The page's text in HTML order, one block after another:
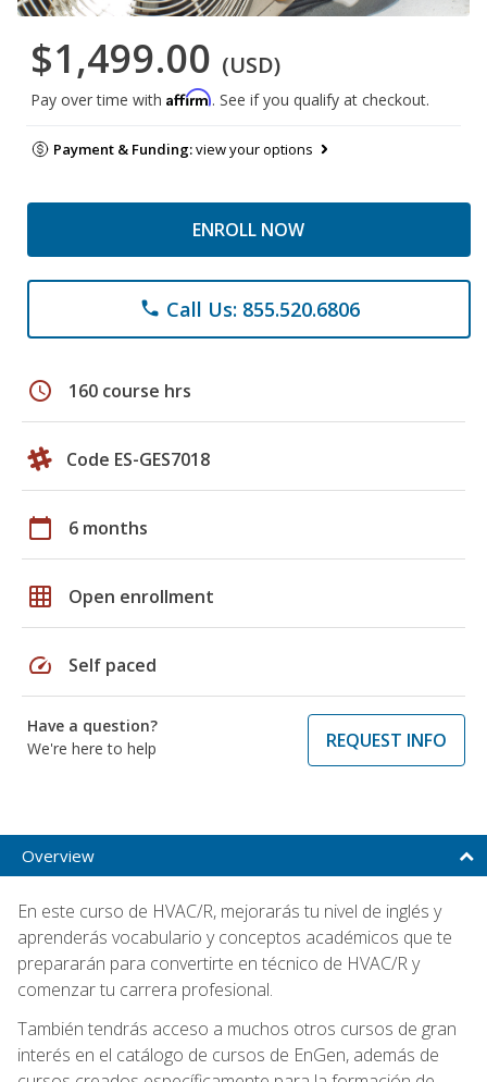
$1,499.00 (USD)
Pay over time with Affirm. See if you qualify at checkout.
Payment & Funding:view your options
ENROLL NOW
phone Call Us: 855.520.6806
schedule 160 course hrs
Code ES-GES7018
calendar_today 6 months
grid_on Open enrollment
speed Self paced
Have a question?
We're here to help
REQUEST INFO
Overview
En este curso de HVAC/R, mejorarás tu nivel de inglés y
aprenderás vocabulario y conceptos académicos que te
prepararán para convertirte en técnico de HVAC/R y
comenzar tu carrera profesional.
También tendrás acceso a muchos otros cursos de gran
interés en el catálogo de cursos de EnGen, además de